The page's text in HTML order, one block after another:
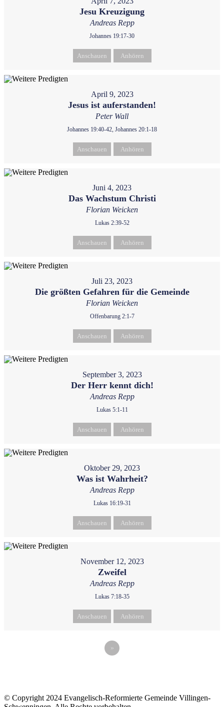
Jesu Kreuzigung
Andreas Repp
Johannes 19:17-30
Anschauen Anhören
April 9, 2023
Jesus ist auferstanden!
Peter Wall
Johannes 19:40-42, Johannes 20:1-18
Anschauen Anhören
Juni 4, 2023
Das Wachstum Christi
Florian Weicken
Lukas 2:39-52
Anschauen Anhören
Juli 23, 2023
Die größten Gefahren für die Gemeinde
Florian Weicken
Offenbarung 2:1-7
Anschauen Anhören
September 3, 2023
Der Herr kennt dich!
Andreas Repp
Lukas 5:1-11
Anschauen Anhören
Oktober 29, 2023
Was ist Wahrheit?
Andreas Repp
Lukas 16:19-31
Anschauen Anhören
November 12, 2023
Zweifel
Andreas Repp
Lukas 7:18-35
Anschauen Anhören
»
© Copyright 2024 Evangelisch-Reformierte Gemeinde Villingen-